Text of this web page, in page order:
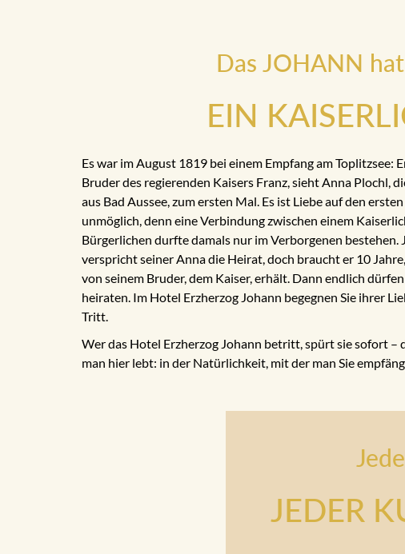
Das JOHANN
EIN
Es war im August 1819 bei einem Empfang am Toplitzsee:
Bruder des regierenden Kaisers Franz, sieht Anna Plochl,
aus Bad Aussee, zum ersten Mal. Es ist Liebe auf den
unmöglich, denn eine Verbindung zwischen einem
Bürgerlichen durfte damals nur im Verborgenen bestehen.
verspricht seiner Anna die Heirat, doch braucht er 10
von seinem Bruder, dem Kaiser, erhält. Dann endlich
heiraten. Im Hotel Erzherzog Johann begegnen Sie ihrer
Tritt.
Wer das Hotel Erzherzog Johann betritt, spürt sie sofort –
man hier lebt: in der Natürlichkeit, mit der man Sie
JEDER